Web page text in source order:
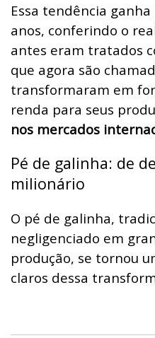
Essa tendência
anos, conferindo o
antes eram tratados
que agora são
transformaram em
renda para seus
nos mercados
Pé de galinha: de
milionário
O pé de galinha,
negligenciado em
produção, se tornou
claros dessa